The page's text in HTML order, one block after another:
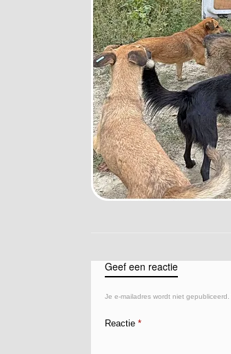
Geef een reactie
Je e-mailadres wordt niet gepubliceerd.
Reactie *